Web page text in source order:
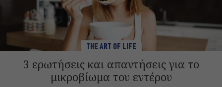
THE ART OF LIFE
3 ερωτήσεις και απαντήσεις για το
μικροβίωμα του εντέρου